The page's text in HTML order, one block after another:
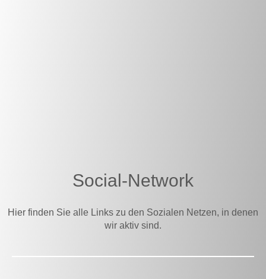
Social-Network
Hier finden Sie alle Links zu den Sozialen Netzen, in denen
wir aktiv sind.